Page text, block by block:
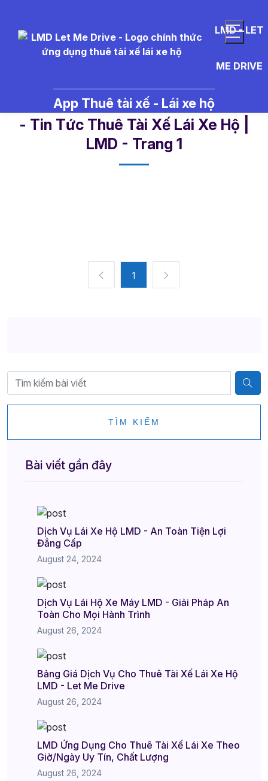
LMD - LET
ME DRIVE
App Thuê tài xế - Lái xe hộ
- Tin Tức Thuê Tài Xế Lái Xe Hộ |
LMD - Trang 1​
1
TÌM KIẾM
Bài viết gần đây
Dịch Vụ Lái Xe Hộ LMD - An Toàn Tiện Lợi
Đẳng Cấp
August 24, 2024
Dịch Vụ Lái Hộ Xe Máy LMD - Giải Pháp An
Toàn Cho Mọi Hành Trình
August 26, 2024
Bảng Giá Dịch Vụ Cho Thuê Tài Xế Lái Xe Hộ
LMD - Let Me Drive
August 26, 2024
LMD Ứng Dụng Cho Thuê Tài Xế Lái Xe Theo
Giờ/Ngày Uy Tín, Chất Lượng
August 26, 2024